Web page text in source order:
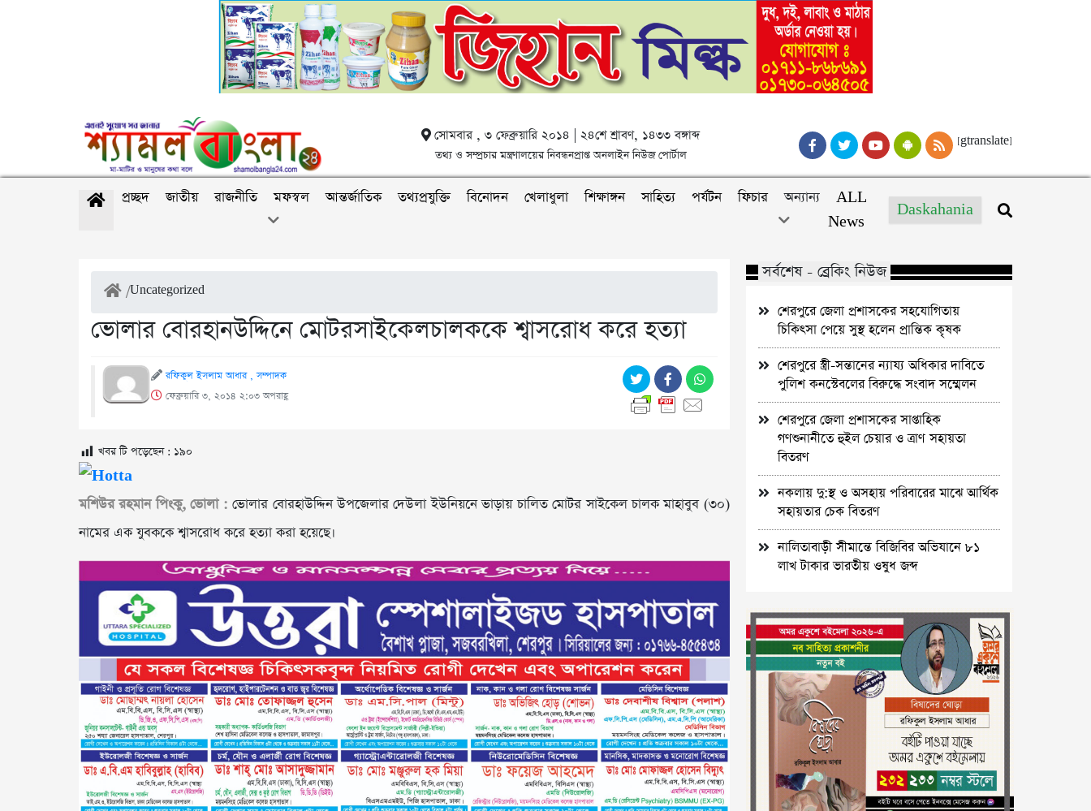
সোমবার , ৩ ফেব্রুয়ারি ২০১৪ | ২৪শে শ্রাবণ, ১৪৩৩ বঙ্গাব্দ
তথ্য ও সম্প্রচার মন্ত্রণালয়ের নিবন্ধনপ্রাপ্ত অনলাইন নিউজ পোর্টাল
[gtranslate]
প্রচ্ছদ জাতীয় রাজনীতি মফস্বল আন্তর্জাতিক তথ্যপ্রযুক্তি বিনোদন খেলাধুলা শিক্ষাঙ্গন সাহিত্য পর্যটন ফিচার অন্যান্য
ALL
News
Daskahania
/Uncategorized
ভোলার বোরহানউদ্দিনে মোটরসাইকেলচালককে শ্বাসরোধ করে হত্যা
রফিকুল ইসলাম আধার , সম্পাদক
ফেব্রুয়ারি ৩, ২০১৪ ২:০৩ অপরাহ্ণ
খবর টি পড়েছেন : ১৯০
মশিউর রহমান পিংকু, ভোলা : ভোলার বোরহাউদ্দিন উপজেলার দেউলা ইউনিয়নে ভাড়ায় চালিত মোটর সাইকেল চালক মাহাবুব (৩০)
নামের এক যুবককে শ্বাসরোধ করে হত্যা করা হয়েছে।
সর্বশেষ - ব্রেকিং নিউজ
শেরপুরে জেলা প্রশাসকের সহযোগিতায়
চিকিৎসা পেয়ে সুস্থ হলেন প্রান্তিক কৃষক
শেরপুরে স্ত্রী-সন্তানের ন্যায্য অধিকার দাবিতে
পুলিশ কনস্টেবলের বিরুদ্ধে সংবাদ সম্মেলন
শেরপুরে জেলা প্রশাসকের সাপ্তাহিক
গণশুনানীতে হুইল চেয়ার ও ত্রাণ সহায়তা
বিতরণ
নকলায় দু:স্থ ও অসহায় পরিবারের মাঝে আর্থিক
সহায়তার চেক বিতরণ
নালিতাবাড়ী সীমান্তে বিজিবির অভিযানে ৮১
লাখ টাকার ভারতীয় ওষুধ জব্দ